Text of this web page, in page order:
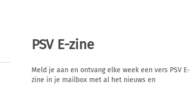
PSV E-zine
Meld je aan en ontvang elke week een vers PSV E-
zine in je mailbox met al het nieuws en